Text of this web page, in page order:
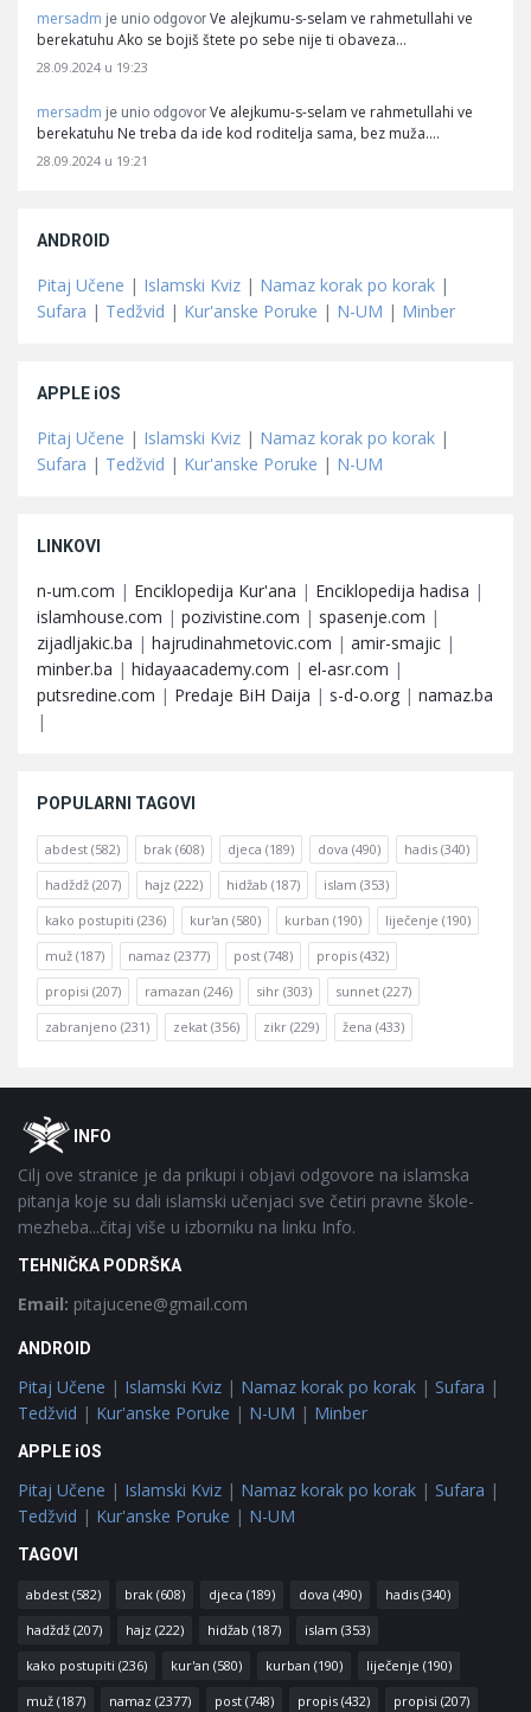
mersadm je unio odgovor Ve alejkumu-s-selam ve rahmetullahi ve
berekatuhu Ako se bojiš štete po sebe nije ti obaveza…
28.09.2024 u 19:23
mersadm je unio odgovor Ve alejkumu-s-selam ve rahmetullahi ve
berekatuhu Ne treba da ide kod roditelja sama, bez muža.…
28.09.2024 u 19:21
ANDROID
Pitaj Učene | Islamski Kviz | Namaz korak po korak |
Sufara | Tedžvid | Kur'anske Poruke | N-UM | Minber
APPLE iOS
Pitaj Učene | Islamski Kviz | Namaz korak po korak |
Sufara | Tedžvid | Kur'anske Poruke | N-UM
LINKOVI
n-um.com | Enciklopedija Kur'ana | Enciklopedija hadisa |
islamhouse.com | pozivistine.com | spasenje.com |
zijadljakic.ba | hajrudinahmetovic.com | amir-smajic |
minber.ba | hidayaacademy.com | el-asr.com |
putsredine.com | Predaje BiH Daija | s-d-o.org | namaz.ba
|
POPULARNI TAGOVI
abdest (582) brak (608) djeca (189) dova (490) hadis (340)
hadždž (207) hajz (222) hidžab (187) islam (353)
kako postupiti (236) kur'an (580) kurban (190) liječenje (190)
muž (187) namaz (2377) post (748) propis (432)
propisi (207) ramazan (246) sihr (303) sunnet (227)
zabranjeno (231) zekat (356) zikr (229) žena (433)
FooterOINFO
Cilj ove stranice je da prikupi i objavi odgovore na islamska
pitanja koje su dali islamski učenjaci sve četiri pravne škole-
mezheba...čitaj više u izborniku na linku Info.
TEHNIČKA PODRŠKA
Email: pitajucene@gmail.com
ANDROID
Pitaj Učene | Islamski Kviz | Namaz korak po korak | Sufara |
Tedžvid | Kur'anske Poruke | N-UM | Minber
APPLE iOS
Pitaj Učene | Islamski Kviz | Namaz korak po korak | Sufara |
Tedžvid | Kur'anske Poruke | N-UM
TAGOVI
abdest (582) brak (608) djeca (189) dova (490) hadis (340)
hadždž (207) hajz (222) hidžab (187) islam (353)
kako postupiti (236) kur'an (580) kurban (190) liječenje (190)
muž (187) namaz (2377) post (748) propis (432) propisi (207)